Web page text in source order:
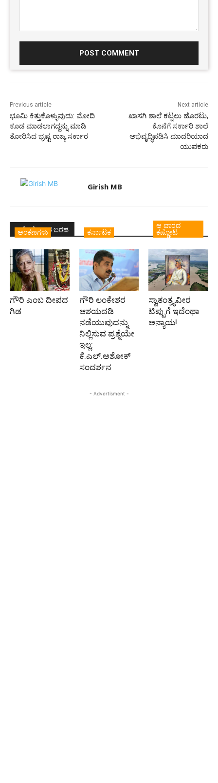
Previous article
ಭೂಮಿ ಕಿತ್ತುಕೊಳ್ಳುವುದು: ಮೋದಿ
ಕೂಡ ಮಾಡಲಾಗದ್ದನ್ನು ಮಾಡಿ
ತೋರಿಸಿದ ಭ್ರಷ್ಟ ರಾಜ್ಯ ಸರ್ಕಾರ
Next article
ಖಾಸಗಿ ಶಾಲೆ ಕಟ್ಟಲು ಹೊರಟು,
ಕೊನೆಗೆ ಸರ್ಕಾರಿ ಶಾಲೆ
ಅಭಿವೃದ್ಧಿಪಡಿಸಿ ಮಾದರಿಯಾದ
ಯುವಕರು
Girish MB
ಇದೇ ಲೇಖಕರ ಬರಹ
ಅಂಕಣಗಳು
ಗೌರಿ ಎಂಬ ದೀಪದ
ಗಿಡ
ಕರ್ನಾಟಕ
ಗೌರಿ ಲಂಕೇಶರ
ಆಶಯದಡಿ
ನಡೆಯುವುದನ್ನು
ನಿಲ್ಲಿಸುವ ಪ್ರಶ್ನೆಯೇ
ಇಲ್ಲ:
ಕೆ.ಎಲ್.ಅಶೋಕ್
ಸಂದರ್ಶನ
ಆ ವಾರದ
ಕಣ್ಣೋಟ
ಸ್ವಾತಂತ್ರ್ಯವೀರ
ಟಿಪ್ಪುಗೆ ಇದೆಂಥಾ
ಅನ್ಯಾಯ!
- Advertisment -